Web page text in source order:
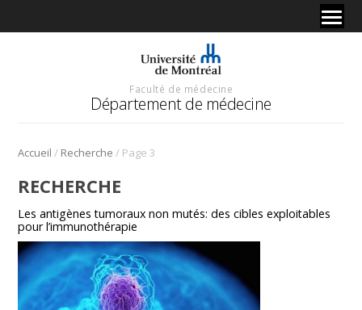
Faculté de médecine
Département de médecine
Accueil / Recherche / Page 3
RECHERCHE
Les antigènes tumoraux non mutés: des cibles exploitables
pour l’immunothérapie